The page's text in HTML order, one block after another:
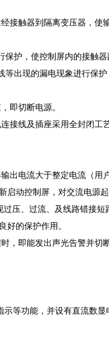
触器到隔离变压器，使
护，使控制屏内的接触器
出现的漏电现象进行保护
即切断电源。
线及插座采用全封闭工艺
电流大于整定电流（用
动控制屏，对交流电源起
、过流、及线路错接短
好的保护作用。
，即能发出声光告警并切
等功能，并设有直流数